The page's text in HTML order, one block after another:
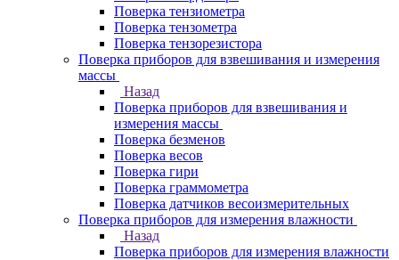
Поверка тензиометра
Поверка тензометра
Поверка тензорезистора
Поверка приборов для взвешивания и измерения
массы
Назад
Поверка приборов для взвешивания и
измерения массы
Поверка безменов
Поверка весов
Поверка гири
Поверка граммометра
Поверка датчиков весоизмерительных
Поверка приборов для измерения влажности
Назад
Поверка приборов для измерения влажности